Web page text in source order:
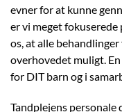
evner for at kunne
er vi meget
os, at alle
overhovedet muligt.
for DIT barn og i
Tandplejens personale